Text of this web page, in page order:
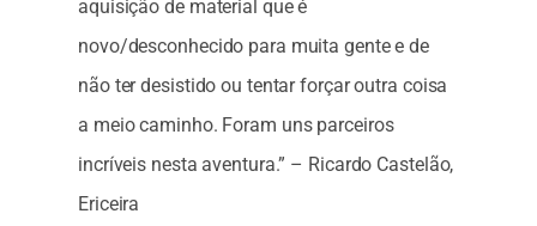
aquisição de material que é
novo/desconhecido para muita gente e de
não ter desistido ou tentar forçar outra coisa
a meio caminho. Foram uns parceiros
incríveis nesta aventura.” – Ricardo Castelão,
Ericeira